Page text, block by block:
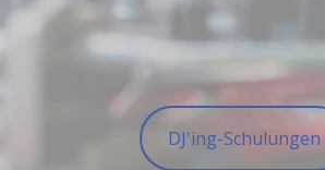
DJ'ing-Schulungen